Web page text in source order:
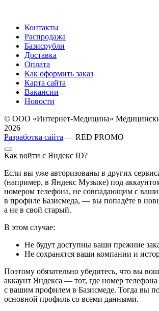
Контакты
Распродажа
Базисрубли
Доставка
Оплата
Как оформить заказ
Карта сайта
Вакансии
Новости
© ООО «Интернет-Медицина»
2026
Разработка сайта — RED PROMO
Как войти с Яндекс ID?
Если вы уже авторизованы в других
(например, в Яндекс Музыке) под
номером телефона, не совпадающим с
в профиле Базисмеда, — вы попадёте в
а не в свой старый.
В этом случае:
Не будут доступны ваши прежние
Не сохранятся ваши компании и
Поэтому обязательно убедитесь, что вы
аккаунт Яндекса — тот, где номер телефона
с вашим профилем в Базисмеде. Тогда вы
основной профиль со всеми данными.